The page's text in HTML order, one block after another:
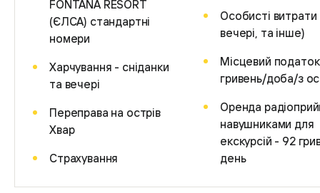
FONTANA RESORT
(ЄЛСА) стандартні
номери
Харчування - сніданки
та вечері
Переправа на острів
Хвар
Страхування
Особисті витрати
вечері, та інше)
Місцевий
гривень/доба/з
Оренда
навушниками для
екскурсій - 92
день